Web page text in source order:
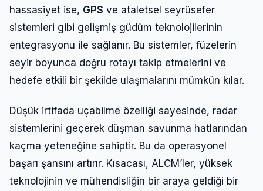
hassasiyet ise, GPS ve ataletsel seyrüsefer
sistemleri gibi gelişmiş güdüm teknolojilerinin
entegrasyonu ile sağlanır. Bu sistemler, füzelerin
seyir boyunca doğru rotayı takip etmelerini ve
hedefe etkili bir şekilde ulaşmalarını mümkün kılar.
Düşük irtifada uçabilme özelliği sayesinde, radar
sistemlerini geçerek düşman savunma hatlarından
kaçma yeteneğine sahiptir. Bu da operasyonel
başarı şansını artırır. Kısacası, ALCM’ler, yüksek
teknolojinin ve mühendisliğin bir araya geldiği bir